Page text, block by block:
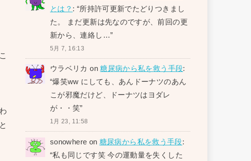
とは？ : “所持許可更新でたどりつきまし
た。 まだ更新は先なのですが、前回の更
新から、連絡し…”
5月 7, 16:13
ウラベリカ on糖尿病から私を救う手段:
“爆笑ww にしても、あんドーナツのあん
こが邪魔だけど、ドーナツはヨダレ
が・・笑”
1月 23, 11:58
sonowhere on 糖尿病から私を救う手段:
“私も同じです笑 今の運動量を失くした